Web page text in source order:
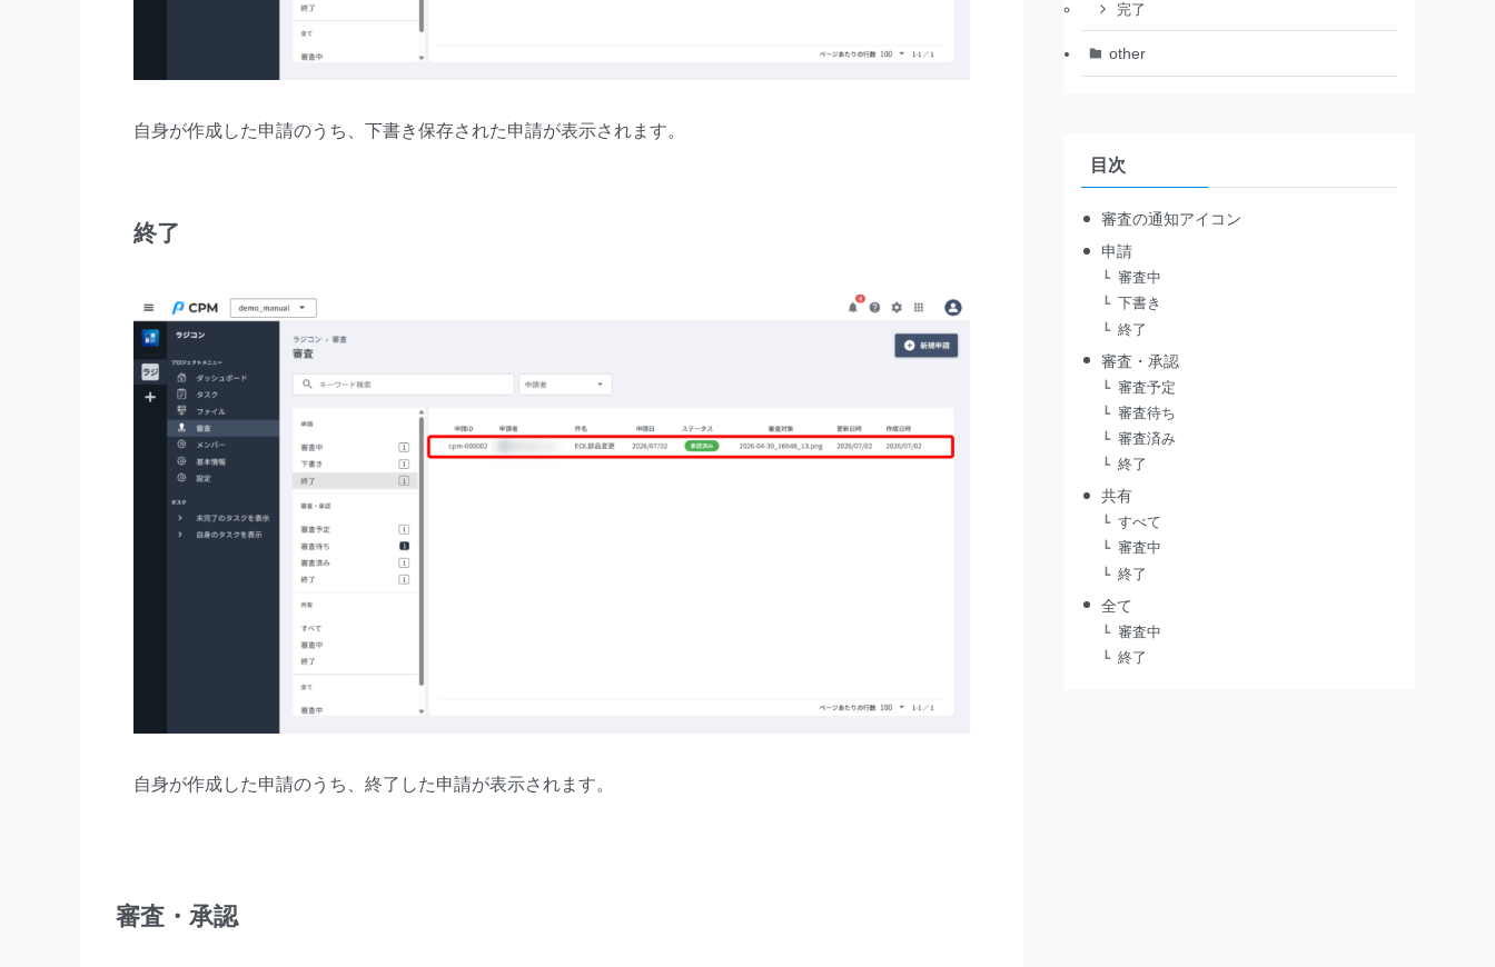
自身が作成した申請のうち、下書き保存された申請が表示されます。
終了
自身が作成した申請のうち、終了した申請が表示されます。
審査・承認
完了
other
目次
審査の通知アイコン
申請
審査中
下書き
終了
審査・承認
審査予定
審査待ち
審査済み
終了
共有
すべて
審査中
終了
全て
審査中
終了